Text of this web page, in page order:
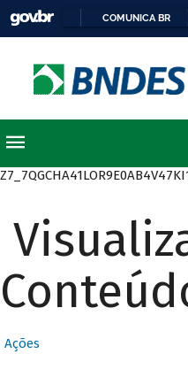
COMUNICA BR
Ações